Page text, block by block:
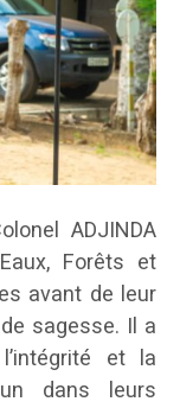
ADJINDA
Forêts et
avant de leur
sagesse. Il a
et la
dans leurs